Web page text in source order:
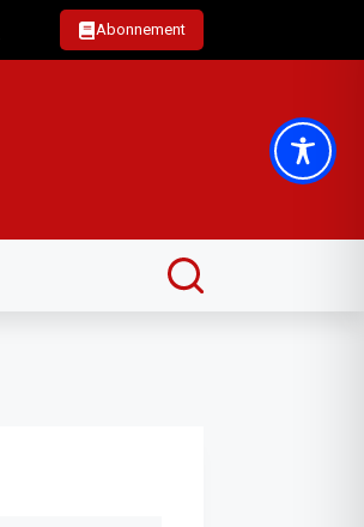
Abonnement